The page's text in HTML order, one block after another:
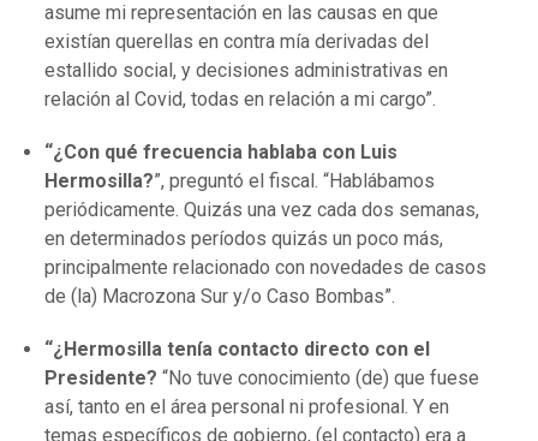
asume mi representación en las causas en que
existían querellas en contra mía derivadas del
estallido social, y decisiones administrativas en
relación al Covid, todas en relación a mi cargo”.
“¿Con qué frecuencia hablaba con Luis
Hermosilla?”, preguntó el fiscal. “Hablábamos
periódicamente. Quizás una vez cada dos semanas,
en determinados períodos quizás un poco más,
principalmente relacionado con novedades de casos
de (la) Macrozona Sur y/o Caso Bombas”.
“¿Hermosilla tenía contacto directo con el
Presidente? “No tuve conocimiento (de) que fuese
así, tanto en el área personal ni profesional. Y en
temas específicos de gobierno, (el contacto) era a